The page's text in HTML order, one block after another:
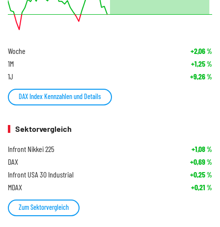
Woche +2,06%
1M +1,25%
1J +9,26%
DAX Index Kennzahlen und Details
Sektorvergleich
Infront Nikkei 225 +1,08%
DAX +0,69%
Infront USA 30 Industrial +0,25%
MDAX +0,21 %
Zum Sektorvergleich